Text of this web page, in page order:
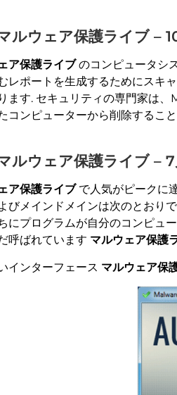
ルウェア保護ライブ –
ア保護ライブのコンピュータシ
レポートを生成するためにスキ
ます. セキュリティの専門家は
コンピューターから削除するこ
ルウェア保護ライブ –
ア保護ライブで人気がピークに
びメインドメインは次のとおりで
にプログラムが自分のコンピュ
呼ばれています マルウェア保護
インターフェース マルウェア保